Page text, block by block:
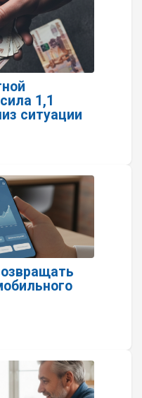
1,1
ситуации